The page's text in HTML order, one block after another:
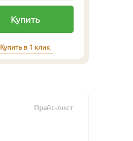
Купить
Купить в 1 клик
Прайс-лист